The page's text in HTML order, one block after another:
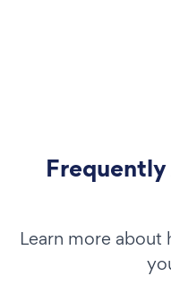
Learn more about